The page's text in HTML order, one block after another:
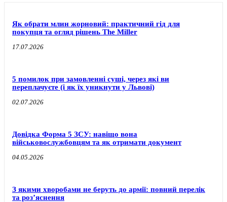
Як обрати млин жорновий: практичний гід для
покупця та огляд рішень The Miller
17.07.2026
5 помилок при замовленні суші, через які ви
переплачуєте (і як їх уникнути у Львові)
02.07.2026
Довідка Форма 5 ЗСУ: навіщо вона
військовослужбовцям та як отримати документ
04.05.2026
З якими хворобами не беруть до армії: повний перелік
та роз’яснення